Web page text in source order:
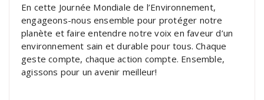
En cette Journée Mondiale de l’Environnement,
engageons-nous ensemble pour protéger notre
planète et faire entendre notre voix en faveur d’un
environnement sain et durable pour tous. Chaque
geste compte, chaque action compte. Ensemble,
agissons pour un avenir meilleur!